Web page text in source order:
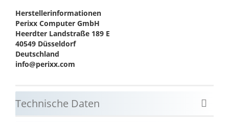
Herstellerinformationen
Perixx Computer GmbH
Heerdter Landstraße 189 E
40549 Düsseldorf
Deutschland
info@perixx.com
Technische Daten